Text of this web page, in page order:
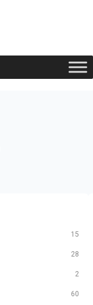
15
28
2
60